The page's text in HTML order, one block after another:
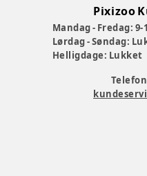
Pixizoo
Mandag - Fredag:
Lørdag - Søndag:
Helligdage: Lukket